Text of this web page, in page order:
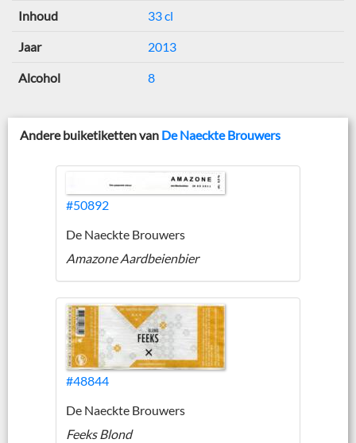
Inhoud 33 cl
Jaar 2013
Alcohol 8
Andere buiketiketten van De Naeckte Brouwers
#50892
De Naeckte Brouwers
Amazone Aardbeienbier
#48844
De Naeckte Brouwers
Feeks Blond